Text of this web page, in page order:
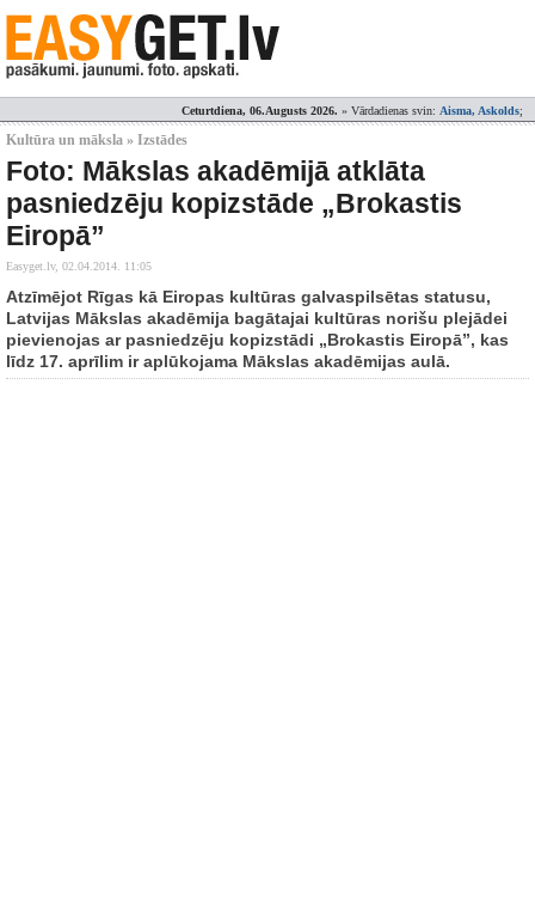
Ceturtdiena, 06.Augusts 2026. » Vārdadienas svin: Aisma, Askolds;
Kultūra un māksla » Izstādes
Foto: Mākslas akadēmijā atklāta
pasniedzēju kopizstāde „Brokastis
Eiropā”
Easyget.lv, 02.04.2014. 11:05
Atzīmējot Rīgas kā Eiropas kultūras galvaspilsētas statusu,
Latvijas Mākslas akadēmija bagātajai kultūras norišu plejādei
pievienojas ar pasniedzēju kopizstādi „Brokastis Eiropā”, kas
līdz 17. aprīlim ir aplūkojama Mākslas akadēmijas aulā.